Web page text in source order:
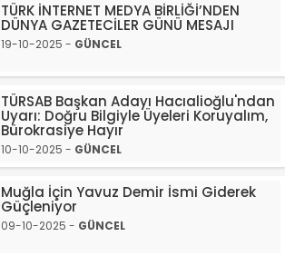
TÜRK İNTERNET MEDYA BİRLİĞİ’NDEN
DÜNYA GAZETECİLER GÜNÜ MESAJI
19-10-2025 - GÜNCEL
TÜRSAB Başkan Adayı Hacıalioğlu'ndan
Uyarı: Doğru Bilgiyle Üyeleri Koruyalım,
Bürokrasiye Hayır
10-10-2025 - GÜNCEL
Muğla İçin Yavuz Demir İsmi Giderek
Güçleniyor
09-10-2025 - GÜNCEL